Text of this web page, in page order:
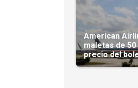
American
maletas de 50
precio del
Cuba en